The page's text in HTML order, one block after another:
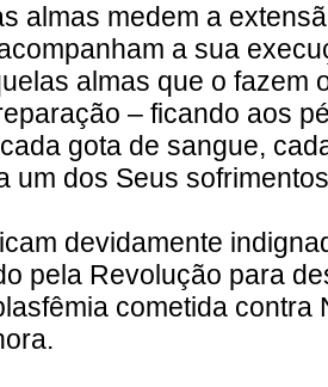
almas medem a
a sua
almas que o fazem
– ficando aos
gota de sangue,
um dos Seus
devidamente
pela Revolução para
cometida contra